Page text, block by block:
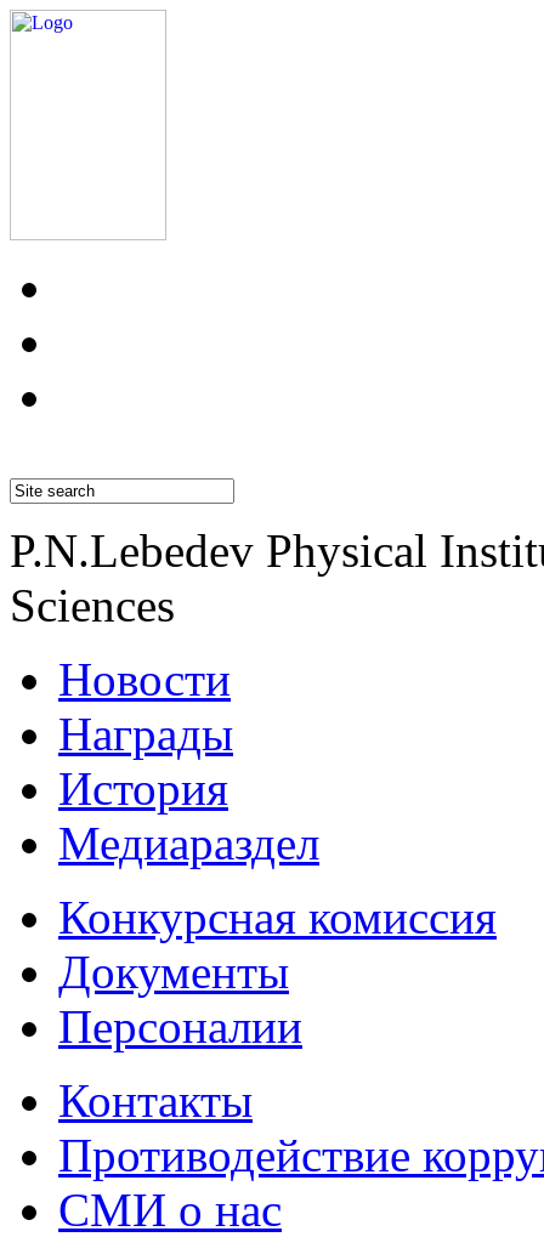
P.N.Lebedev Physical
Sciences
Новости
Награды
История
Медиараздел
Конкурсная комиссия
Документы
Персоналии
Контакты
Противодействие
СМИ о нас